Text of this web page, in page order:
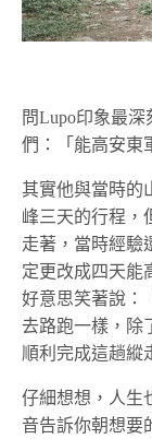
問Lupo印象最
們：「能高安東
其實他與當時的
峰三天的行程，
走著，當時經驗
定更改成四天能
好意思笑著說：
去路跑一樣，除
順利完成這趟縱
仔細想想，人生
音告訴你朝想要